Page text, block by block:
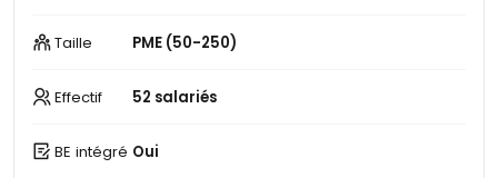
Taille PME (50-250)
Effectif 52 salariés
BE intégré Oui